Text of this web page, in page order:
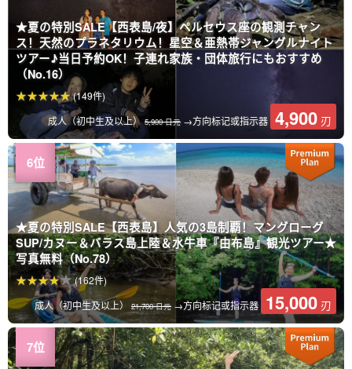
★夏の特別SALE【西表島/夜】ペルセウス座の観測チャン
ス！天然のプラネタリウム！星空＆亜熱帯ジャングルナイト
ツアー♪当日予約OK！子連れ家族・団体旅行にもおすすめ
（No.16）
成人（初中生及以上）5,900 日元 →方向标记或指示器 4,900 刃
(149件)
★夏の特別SALE【西表島】人気の3島制覇！マングローグ
SUP/カヌー＆バラス島上陸＆水牛車『由布島』観光ツアー★
写真無料（No.78）
成人（初中生及以上） 21,700 日元 →方向标记或指示器 15,000 刃
(162件)